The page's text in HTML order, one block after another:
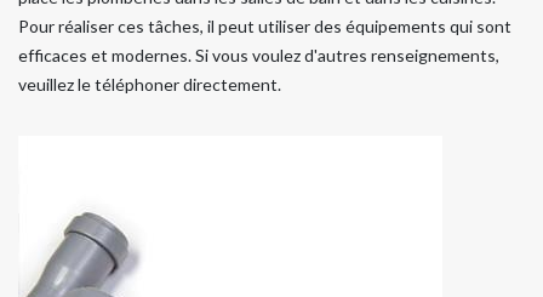
Pour réaliser ces tâches, il peut utiliser des équipements qui sont
efficaces et modernes. Si vous voulez d'autres renseignements,
veuillez le téléphoner directement.